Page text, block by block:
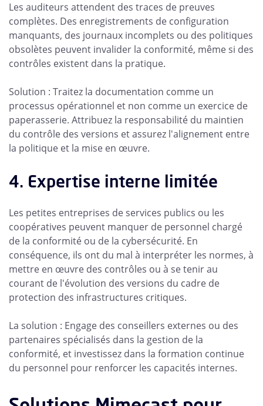
Les auditeurs attendent des traces de preuves
complètes. Des enregistrements de configuration
manquants, des journaux incomplets ou des politiques
obsolètes peuvent invalider la conformité, même si des
contrôles existent dans la pratique.
Solution : Traitez la documentation comme un
processus opérationnel et non comme un exercice de
paperasserie. Attribuez la responsabilité du maintien
du contrôle des versions et assurez l'alignement entre
la politique et la mise en œuvre.
4. Expertise interne limitée
Les petites entreprises de services publics ou les
coopératives peuvent manquer de personnel chargé
de la conformité ou de la cybersécurité. En
conséquence, ils ont du mal à interpréter les normes, à
mettre en œuvre des contrôles ou à se tenir au
courant de l'évolution des versions du cadre de
protection des infrastructures critiques.
La solution : Engage des conseillers externes ou des
partenaires spécialisés dans la gestion de la
conformité, et investissez dans la formation continue
du personnel pour renforcer les capacités internes.